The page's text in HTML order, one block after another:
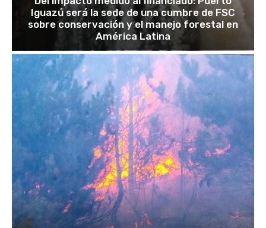
Iguazú será la sede de una cumbre de FSC
sobre conservación y el manejo forestal en
América Latina